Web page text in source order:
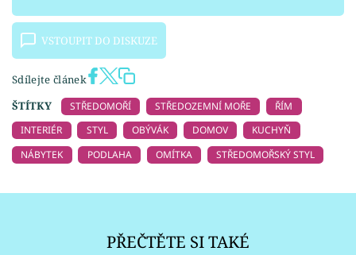
VSTOUPIT DO DISKUZE
Sdílejte článek
ŠTÍTKY
STŘEDOMOŘÍ STŘEDOZEMNÍ MOŘE
ŘÍM
INTERIÉR
STYL OBÝVÁK DOMOV
KUCHYŇ
NÁBYTEK
PODLAHA OMÍTKA STŘEDOMOŘSKÝ STYL
PŘEČTĚTE SI TAKÉ